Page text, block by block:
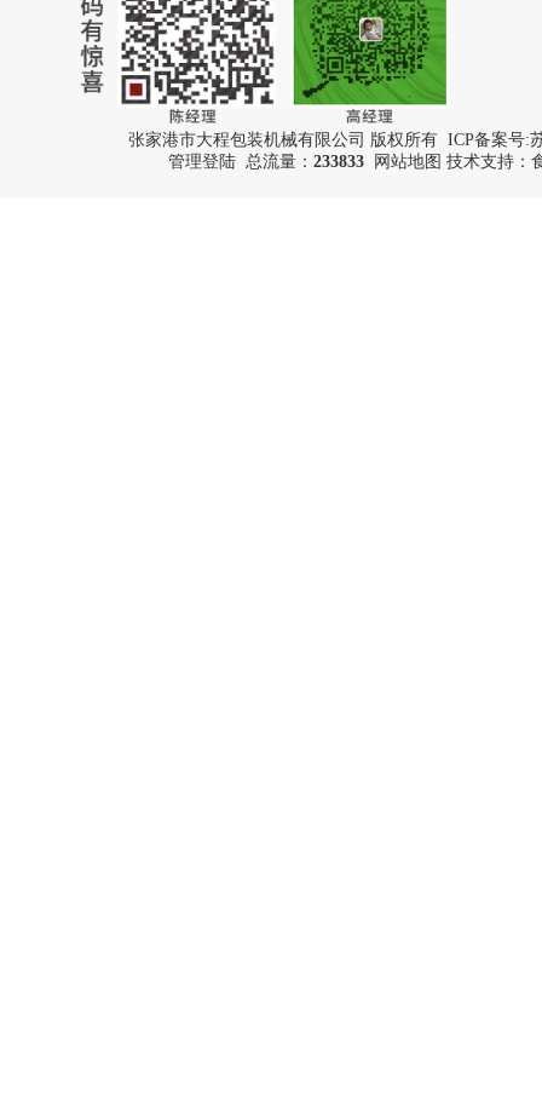
张家港市大程包装机械有限公司 版权所有 ICP备案号:
管理登陆总流量： 233833 网站地图 技术支持：